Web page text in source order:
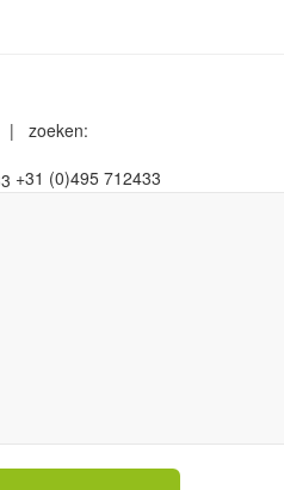
| zoeken:
+31 (0)495 712433